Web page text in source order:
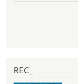
REC_